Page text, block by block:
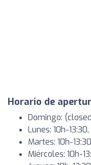
Horario de
Domingo:
Lunes: 10h-
Martes: 10h-
Miércoles: 10h-